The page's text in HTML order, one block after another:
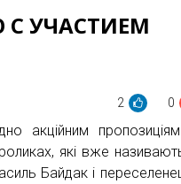
УЧАСТИЕМ
2 0
акційним
які вже
Байдак і